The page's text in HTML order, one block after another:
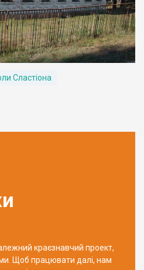
Сластіона
краєзнавчий проект,
Щоб працювати далі, нам